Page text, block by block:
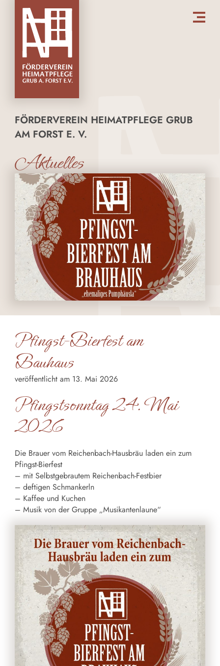
FÖRDERVEREIN HEIMATPFLEGE GRUB
AM FORST E. V.
Aktuelles
Pfingst-Bierfest am
Bauhaus
veröffentlicht am 13. Mai 2026
Pfingstsonntag 24. Mai
2026
Die Brauer vom Reichenbach-Hausbräu laden ein zum
Pfingst-Bierfest
– mit Selbstgebrautem Reichenbach-Festbier
– deftigen Schmankerln
– Kaffee und Kuchen
– Musik von der Gruppe „Musikantenlaune“